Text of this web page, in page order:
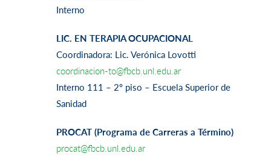
Interno
LIC. EN TERAPIA OCUPACIONAL
Coordinadora: Lic. Verónica Lovotti
coordinacion-to@fbcb.unl.edu.ar
Interno 111 – 2º piso – Escuela Superior de
Sanidad
PROCAT (Programa de Carreras a Término)
procat@fbcb.unl.edu.ar